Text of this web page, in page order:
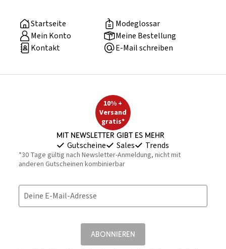
Startseite
Modeglossar
Mein Konto
Meine Bestellung
Kontakt
E-Mail schreiben
10% +
Versand
gratis*
Mit Newsletter gibt es mehr
Gutscheine Sales Trends
*30 Tage gültig nach Newsletter-Anmeldung, nicht mit
anderen Gutscheinen kombinierbar
Deine E-Mail-Adresse
ABONNIEREN